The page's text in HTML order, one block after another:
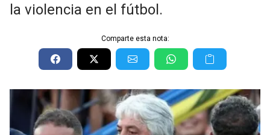
la violencia en el fútbol.
Comparte esta nota: